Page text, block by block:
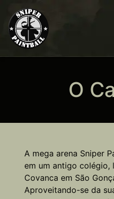
O
A mega arena Sniper
em um antigo colégio,
Covanca em São
Aproveitando-se da